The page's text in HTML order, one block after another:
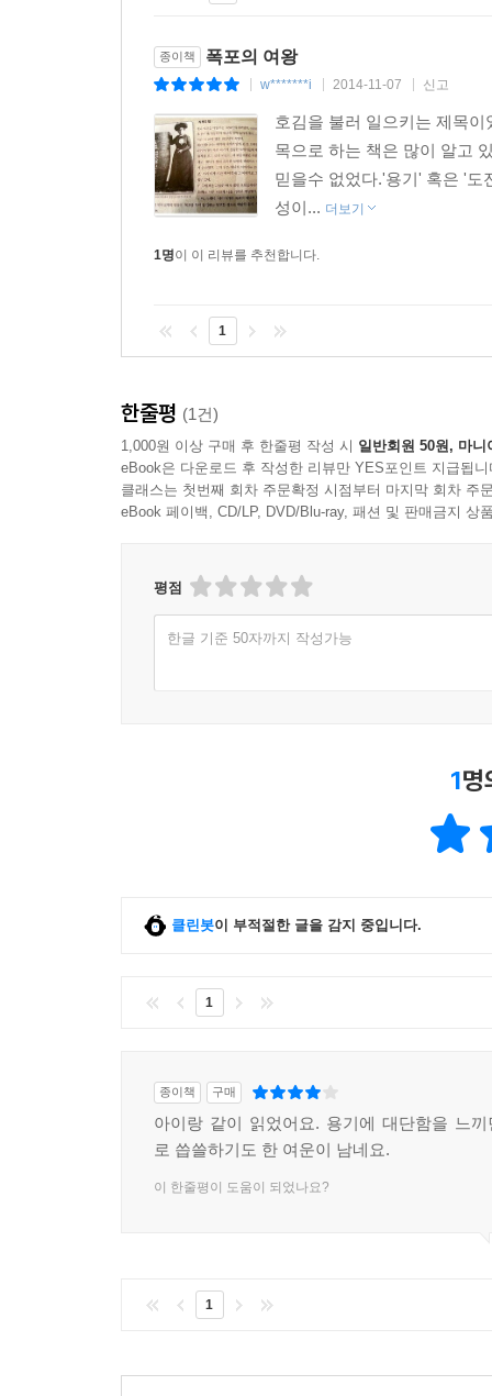
종이책 폭포의 여왕
w*******i 2014-11-07 신고
호김을 불러 일으키는 제목
목으로 하는 책은 많이 알고
믿을수 없었다.'용기' 혹은 '도
성이... 더보기
1명이 이 리뷰를 추천합니다.
1
한줄평 (1건)
1,000원 이상 구매 후 한줄평 작성 시 일반회원 50원, 마니
eBook은 다운로드 후 작성한 리뷰만 YES포인트 지급됩니
클래스는 첫번째 회차 주문확정 시점부터 마지막 회차 주
eBook 페이백, CD/LP, DVD/Blu-ray, 패션 및 판매금지 상
평점
한글 기준 50자까지 작성가능
1명
클린봇이 부적절한 글을 감지 중입니다.
1
종이책 구매
아이랑 같이 읽었어요. 용기에 대단함을 느
로 씁쓸하기도 한 여운이 남네요.
이 한줄평이 도움이 되었나요?
1